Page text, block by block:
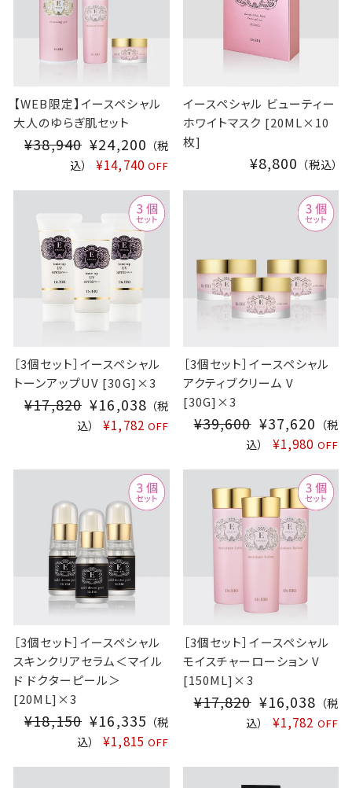
【WEB限定】イースペシャル
大人のゆらぎ肌セット
¥38,940 S
A
P
R
I
C
E
¥24,200 （税
込）
¥14,740OFF
イースペシャル ビューティー
ホワイトマスク [20ML×10
枚]
¥8,800 （税込）
［3個セット］イースペシャル
トーンアップUV [30G]×3
¥17,820 S
A
I
C
E
¥16,038 （税
込）
¥1,782OFF
［3個セット］イースペシャル
アクティブクリーム V
[30G]×3
¥39,600 S
A
P
R
I
C
¥37,620 （税
込）
¥1,980 OFF
［3個セット］イースペシャル
スキンクリアセラム＜マイル
ド ドクターピール＞
[20ML]×3
¥18,150 S
A
¥16,335 （税
込）
¥1,815OFF
［3個セット］イースペシャル
モイスチャーローション V
[150ML]×3
¥17,820 S
A
P
¥16,038 （税
込）
¥1,782 OFF